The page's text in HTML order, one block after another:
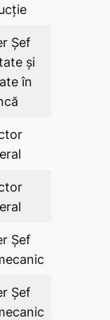
Şef
şi
în
Șef
Șef